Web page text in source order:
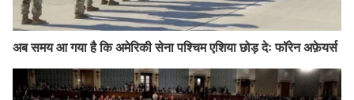
अब समय आ गया है कि अमेरिकी सेना पश्चिम एशिया छोड़ देः फॉरेन अफ़ेयर्स